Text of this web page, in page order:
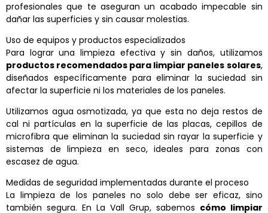
profesionales que te aseguran un acabado impecable sin
dañar las superficies y sin causar molestias.
Uso de equipos y productos especializados
Para lograr una limpieza efectiva y sin daños, utilizamos
productos recomendados para limpiar paneles solares,
diseñados específicamente para eliminar la suciedad sin
afectar la superficie ni los materiales de los paneles.
Utilizamos agua osmotizada, ya que esta no deja restos de
cal ni partículas en la superficie de las placas, cepillos de
microfibra que eliminan la suciedad sin rayar la superficie y
sistemas de limpieza en seco, ideales para zonas con
escasez de agua.
Medidas de seguridad implementadas durante el proceso
La limpieza de los paneles no solo debe ser eficaz, sino
también segura. En La Vall Grup, sabemos cómo limpiar